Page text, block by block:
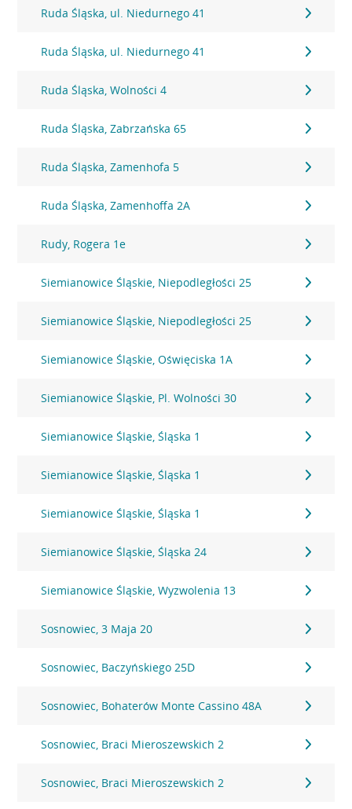
Ruda Śląska, ul. Niedurnego 41
Ruda Śląska, ul. Niedurnego 41
Ruda Śląska, Wolności 4
Ruda Śląska, Zabrzańska 65
Ruda Śląska, Zamenhofa 5
Ruda Śląska, Zamenhoffa 2A
Rudy, Rogera 1e
Siemianowice Śląskie, Niepodległości 25
Siemianowice Śląskie, Niepodległości 25
Siemianowice Śląskie, Oświęciska 1A
Siemianowice Śląskie, Pl. Wolności 30
Siemianowice Śląskie, Śląska 1
Siemianowice Śląskie, Śląska 1
Siemianowice Śląskie, Śląska 1
Siemianowice Śląskie, Śląska 24
Siemianowice Śląskie, Wyzwolenia 13
Sosnowiec, 3 Maja 20
Sosnowiec, Baczyńskiego 25D
Sosnowiec, Bohaterów Monte Cassino 48A
Sosnowiec, Braci Mieroszewskich 2
Sosnowiec, Braci Mieroszewskich 2